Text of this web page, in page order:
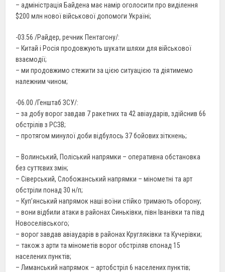
– адміністрація Байдена має намір оголосити про виділення
$200 млн нової військової допомоги Україні;
-03.56 /Райдер, речник Пентагону/:
– Китай і Росія продовжують шукати шляхи для військової
взаємодії;
– ми продовжимо стежити за цією ситуацією та діятимемо
належним чином;
-06.00 /Генштаб ЗСУ/:
– за добу ворог завдав 7 ракетних та 42 авіаударів, здійснив 66
обстрілів з РСЗВ;
– протягом минулої доби відбулось 37 бойових зіткнень;
– Волинський, Поліський напрямки – оперативна обстановка
без суттєвих змін;
– Сіверський, Слобожанський напрямки – мінометні та арт
обстріли понад 30 н/п;
– Куп’янський напрямок наші воїни стійко тримають оборону;
– вони відбили атаки в районах Синьківки, півн Іванівки та півд
Новоселівського;
– ворог завдав авіаударів в районах Кругляківки та Кучерівки;
– також з арти та мінометів ворог обстріляв єпонад 15
населених пунктів;
– Лиманський напрямок – артобстріл 6 населених пунктів;